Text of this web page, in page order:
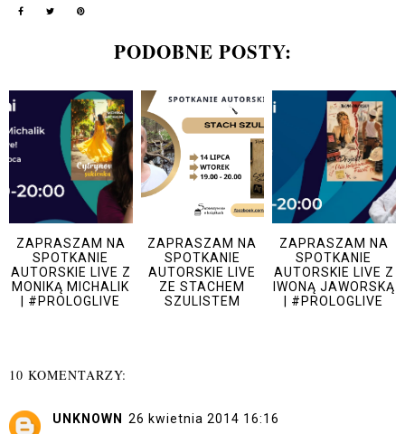
PODOBNE POSTY:
ZAPRASZAM NA
SPOTKANIE
AUTORSKIE LIVE Z
MONIKĄ MICHALIK
| #PROLOGLIVE
ZAPRASZAM NA
SPOTKANIE
AUTORSKIE LIVE
ZE STACHEM
SZULISTEM
ZAPRASZAM NA
SPOTKANIE
AUTORSKIE LIVE Z
IWONĄ JAWORSKĄ
| #PROLOGLIVE
10 KOMENTARZY:
UNKNOWN
26 kwietnia 2014 16:16